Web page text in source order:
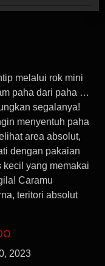
melalui rok mini
paha dari paha …
segalanya!
menyentuh paha
area absolut,
dengan pakaian
kecil yang memakai
Caramu
teritori absolut
2023